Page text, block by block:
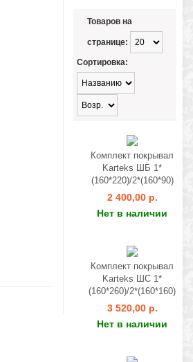
Товаров на
странице:
Сортировка:
Комплект покрывал
Karteks ШБ 1*
(160*220)/2*(160*90)
2 400,00 р.
Нет в наличии
Комплект покрывал
Karteks ШС 1*
(160*260)/2*(160*160)
3 520,00 р.
Нет в наличии